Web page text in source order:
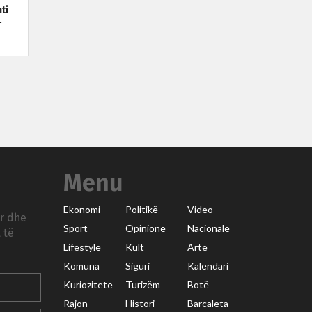
dhe
të
Menu
Ekonomi Politikë
Video
Sport
Opinione
Nacionale
Lifestyle
Kult
Arte
Komuna
Siguri
Kalendari
Kuriozitete
Turizëm
Botë
Rajon
Histori Barcaleta